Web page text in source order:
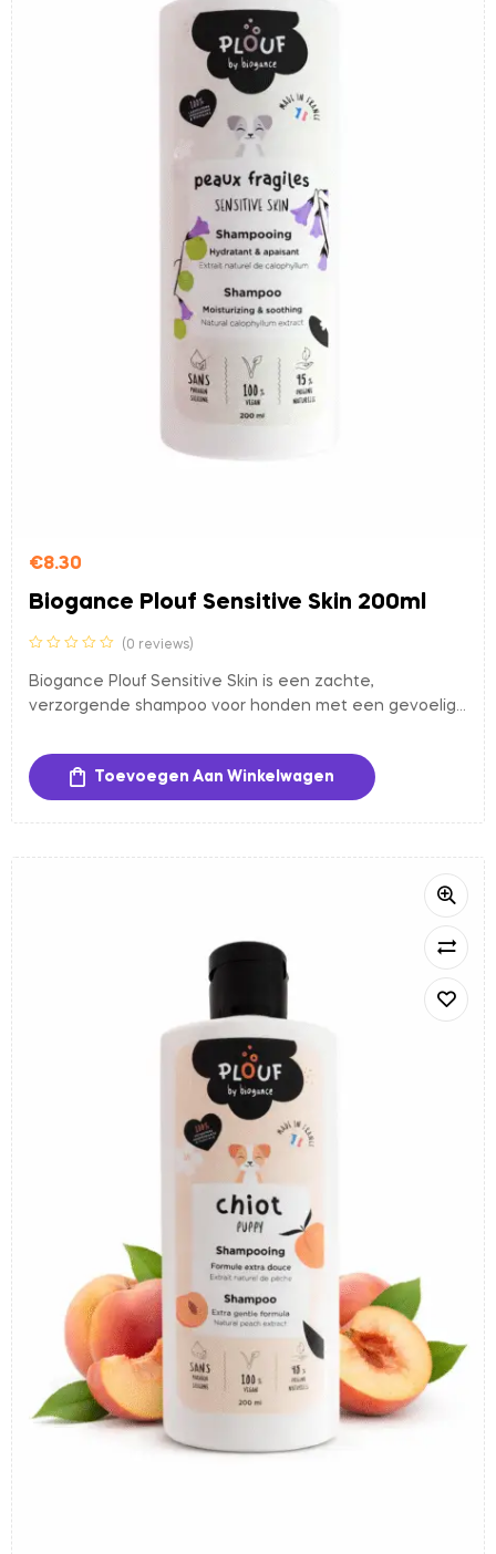
€8.30
Biogance Plouf Sensitive Skin 200ml
(0 reviews)
Biogance Plouf Sensitive Skin is een zachte,
verzorgende shampoo voor honden met een gevoelige
zoals calophyllum-olie, allantoïne en provitamine B5,
reinigt mild, voedt en helpt de huid te verzachten en
hydrateren zonder agressieve chemicaliën. Het
product is vegan, bijna volledig van natuurlijke oorsprong
Toevoegen Aan Winkelwagen